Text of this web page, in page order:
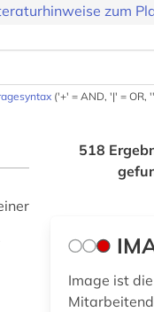
zum
('+' = AND, '|' = OR,
518
Image ist